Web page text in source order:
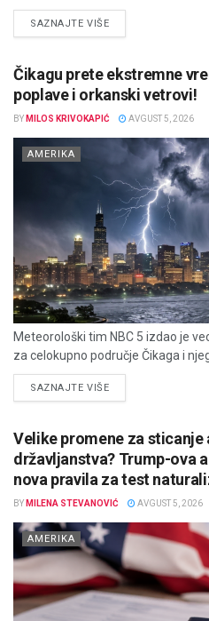
SAZNAJTE VIŠEDETAILS
Čikagu prete ekstremne
poplave i orkanski vetrovi!
BY MILOS KRIVOKAPIĆ AVGUST 5, 2026
AMERIKA
Meteorološki tim NBC 5 izdao je
za celokupno područje Čikaga i
SAZNAJTE VIŠEDETAILS
Velike promene za sticanje
državljanstva? Trump-ova
nova pravila za test
BY MILENA STEVANOVIĆ AVGUST 5, 2026
AMERIKA